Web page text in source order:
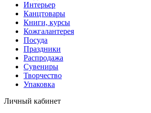
Интерьер
Канцтовары
Книги, курсы
Кожгалантерея
Посуда
Праздники
Распродажа
Сувениры
Творчество
Упаковка
Личный кабинет